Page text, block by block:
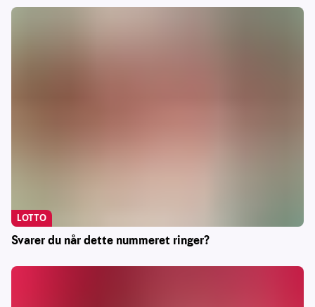
Svarer du når dette nummeret ringer?
LOTTO